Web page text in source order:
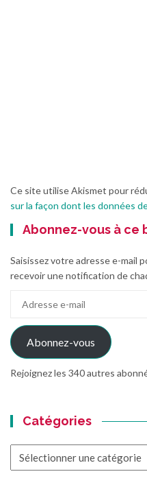
Ce site utilise Akismet pour
sur la façon dont les données
Abonnez-vous à ce
Saisissez votre adresse e-mail
recevoir une notification de
mail
Abonnez-vous
Rejoignez les 340 autres
Catégories
Catégories